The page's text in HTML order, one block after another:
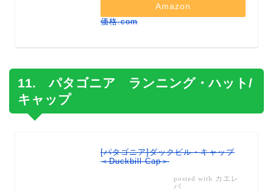
Amazon
価格.com
11. パタゴニア ランニング・ハット/
キャップ
[パタゴニア]ダックビル・キャップ
＜Duckbill Cap＞
posted with カエレ
バ